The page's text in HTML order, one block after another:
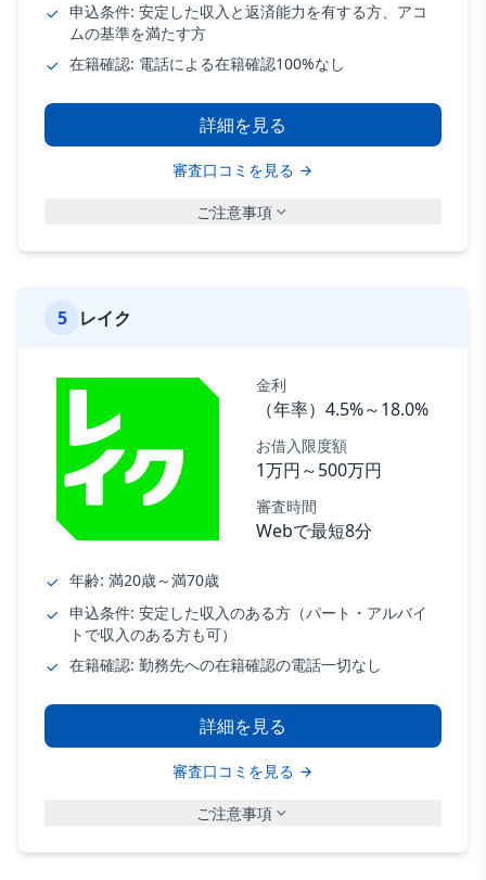
申込条件: 安定した収入と返済能力を有する方、アコ
ムの基準を満たす方
在籍確認: 電話による在籍確認100%なし
詳細を見る
審査口コミを見る
ご注意事項
5 レイク
金利
（年率）4.5%～18.0%
お借入限度額
1万円～500万円
審査時間
Webで最短8分
年齢: 満20歳～満70歳
申込条件: 安定した収入のある方（パート・アルバイ
トで収入のある方も可）
在籍確認: 勤務先への在籍確認の電話一切なし
詳細を見る
審査口コミを見る
ご注意事項